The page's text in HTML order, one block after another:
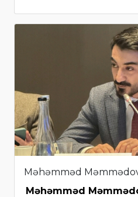
Məhəmməd
Məhəmməd